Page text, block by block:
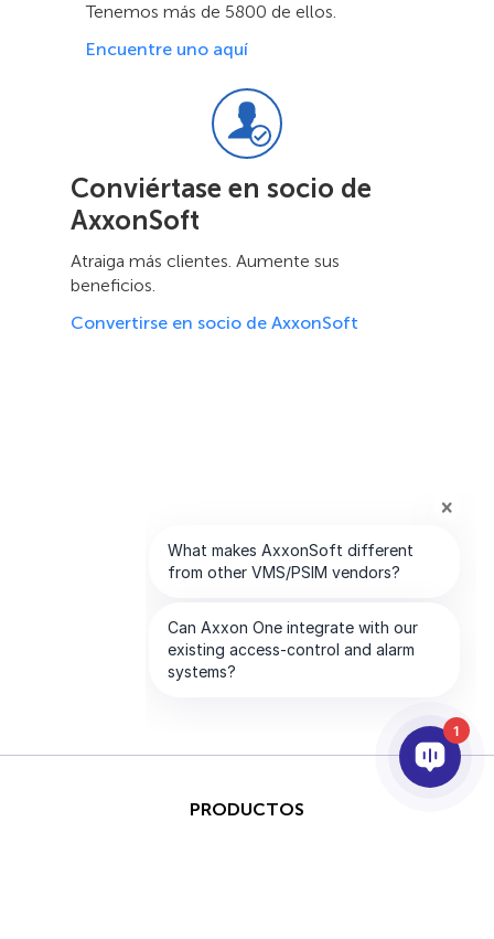
Tenemos más de 5800 de ellos.
Encuentre uno aquí
Conviértase en socio de
AxxonSoft
Atraiga más clientes. Aumente sus
beneficios.
Convertirse en socio de AxxonSoft
PRODUCTOS
1